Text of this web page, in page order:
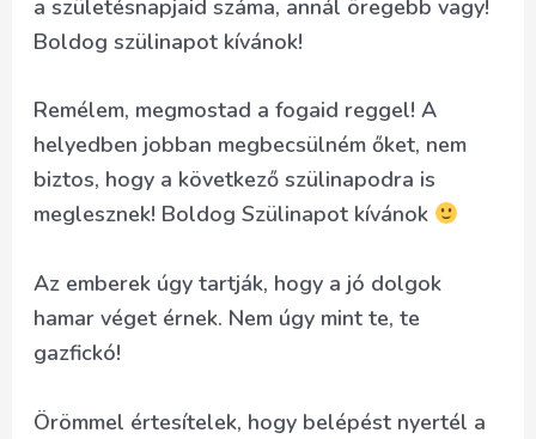
a születésnapjaid száma, annál öregebb vagy!
Boldog szülinapot kívánok!
Remélem, megmostad a fogaid reggel! A
helyedben jobban megbecsülném őket, nem
biztos, hogy a következő szülinapodra is
meglesznek! Boldog Szülinapot kívánok
Az emberek úgy tartják, hogy a jó dolgok
hamar véget érnek. Nem úgy mint te, te
gazfickó!
Örömmel értesítelek, hogy belépést nyertél a